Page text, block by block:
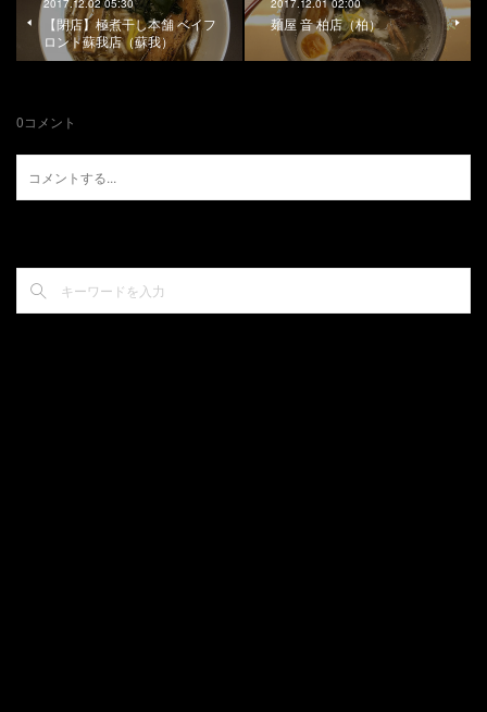
2017.12.02 05:30
【閉店】極煮干し本舗 ベイフ
ロント蘇我店（蘇我）
2017.12.01 02:00
麺屋 音 柏店（柏）
0コメント